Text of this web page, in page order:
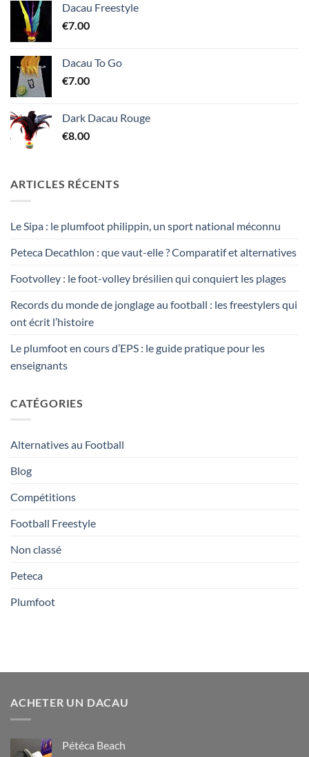
Dacau Freestyle
€7.00
Dacau To Go
€7.00
Dark Dacau Rouge
€8.00
ARTICLES RÉCENTS
Le Sipa : le plumfoot philippin, un sport national méconnu
Peteca Decathlon : que vaut-elle ? Comparatif et alternatives
Footvolley : le foot-volley brésilien qui conquiert les plages
Records du monde de jonglage au football : les freestylers qui
ont écrit l’histoire
Le plumfoot en cours d’EPS : le guide pratique pour les
enseignants
CATÉGORIES
Alternatives au Football
Blog
Compétitions
Football Freestyle
Non classé
Peteca
Plumfoot
ACHETER UN DACAU
Pétéca Beach